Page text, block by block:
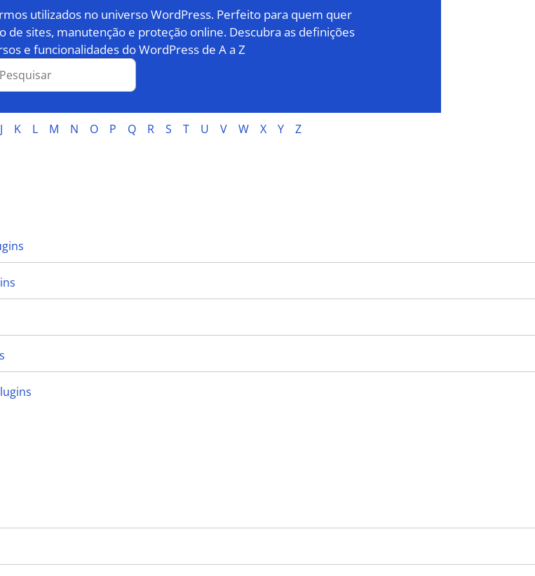
utilizados no universo WordPress. Perfeito para quem quer
de sites, manutenção e proteção online. Descubra as definições
e funcionalidades do WordPress de A a Z
J K L M N O P Q R S T U V W X Y Z